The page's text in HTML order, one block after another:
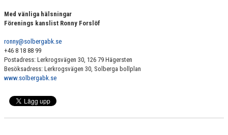
Med vänliga hälsningar
Förenings kanslist Ronny Forslöf
ronny@solbergabk.se
+46 8 18 88 99
Postadress: Lerkrogsvägen 30, 126 79 Hägersten
Besöksadress: Lerkrogsvägen 30, Solberga bollplan
www.solbergabk.se